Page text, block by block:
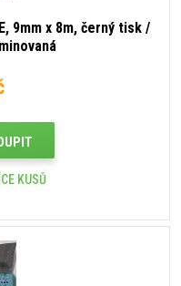
9mm x 8m, černý tisk /
KUSŮ